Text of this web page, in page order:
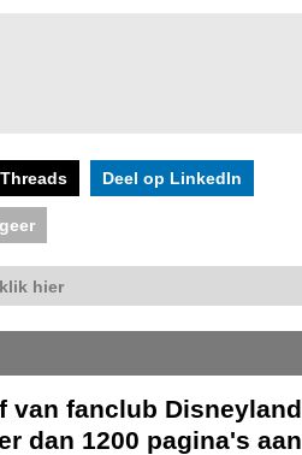
Deel op LinkedIn
klik hier
van fanclub Disneyland
dan 1200 pagina's aan